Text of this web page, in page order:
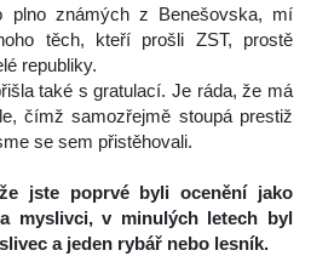
plno známých z Benešovska, mí
těch, kteří prošli ZST, prostě
republiky.
také s gratulací. Je ráda, že má
čímž samozřejmě stoupá prestiž
se sem přistěhovali.
jste poprvé byli ocenění jako
myslivci, v minulých letech byl
a jeden rybář nebo lesník.